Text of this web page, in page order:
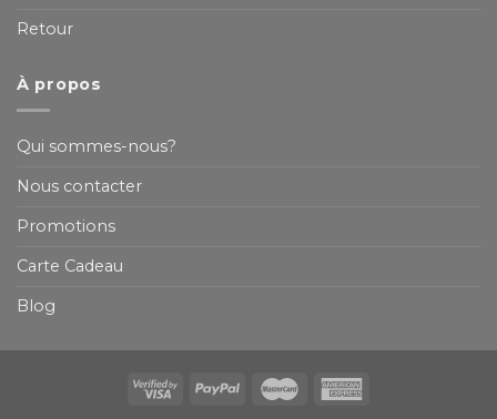
Retour
À propos
Qui sommes-nous?
Nous contacter
Promotions
Carte Cadeau
Blog